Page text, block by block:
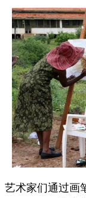
艺术家们通过画